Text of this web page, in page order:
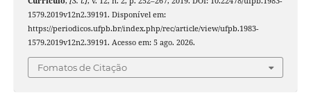
1579.2019v12n2.39191. Disponível em:
https://periodicos.ufpb.br/index.php/rec/article/view/ufpb.1983-
1579.2019v12n2.39191. Acesso em: 5 ago. 2026.
Fomatos de Citação